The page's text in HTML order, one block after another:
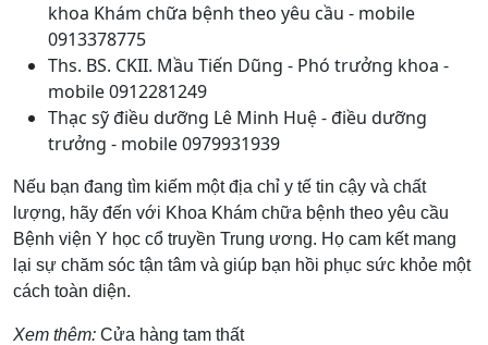
khoa Khám chữa bệnh theo yêu cầu - mobile
0913378775
Ths. BS. CKII. Mầu Tiến Dũng - Phó trưởng khoa -
mobile 0912281249
Thạc sỹ điều dưỡng Lê Minh Huệ - điều dưỡng
trưởng - mobile 0979931939
Nếu bạn đang tìm kiếm một địa chỉ y tế tin cậy và chất
lượng, hãy đến với Khoa Khám chữa bệnh theo yêu cầu
Bệnh viện Y học cổ truyền Trung ương. Họ cam kết mang
lại sự chăm sóc tận tâm và giúp bạn hồi phục sức khỏe một
cách toàn diện.
Xem thêm: Cửa hàng tam thất